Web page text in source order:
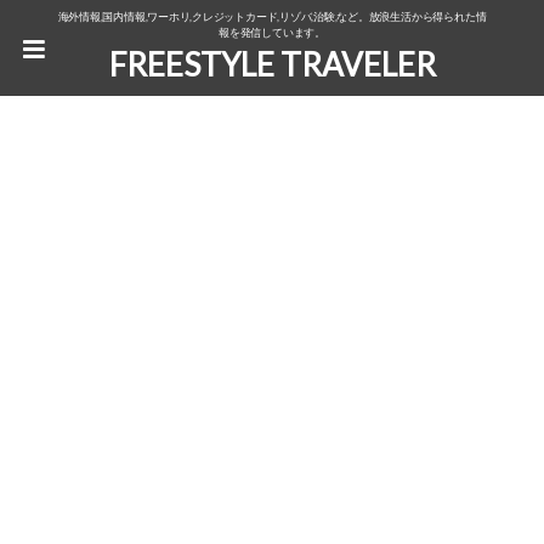
海外情報,国内情報,ワーホリ,クレジットカード,リゾバ,治験,など。放浪生活から得られた情
報を発信しています。
FREESTYLE TRAVELER